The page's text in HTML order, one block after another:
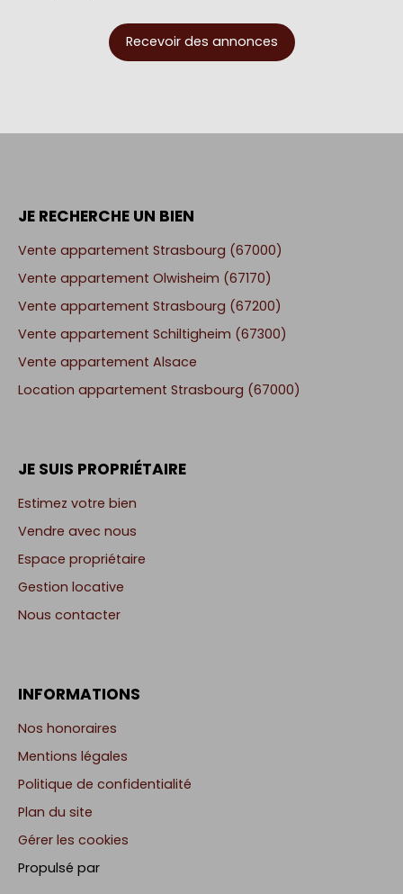
Recevoir des annonces
JE RECHERCHE UN BIEN
Vente appartement Strasbourg (67000)
Vente appartement Olwisheim (67170)
Vente appartement Strasbourg (67200)
Vente appartement Schiltigheim (67300)
Vente appartement Alsace
Location appartement Strasbourg (67000)
JE SUIS PROPRIÉTAIRE
Estimez votre bien
Vendre avec nous
Espace propriétaire
Gestion locative
Nous contacter
INFORMATIONS
Nos honoraires
Mentions légales
Politique de confidentialité
Plan du site
Gérer les cookies
Propulsé par